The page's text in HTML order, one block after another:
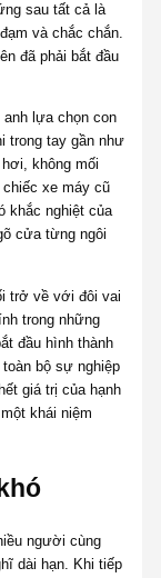
sau tất cả là
và chắc chắn.
đã phải bắt đầu
anh lựa chọn con
trong tay gần như
không mối
xe máy cũ
khắc nghiệt của
cửa từng ngôi
trở về với đôi vai
trong những
đầu hình thành
bộ sự nghiệp
giá trị của hạnh
khái niệm
người cùng
dài hạn. Khi tiếp